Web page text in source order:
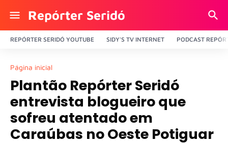
Repórter Seridó
REPÓRTER SERIDÓ YOUTUBE SIDY'S TV INTERNET PODCAST
Página inicial
Plantão Repórter Seridó
entrevista blogueiro que
sofreu atentado em
Caraúbas no Oeste Potiguar